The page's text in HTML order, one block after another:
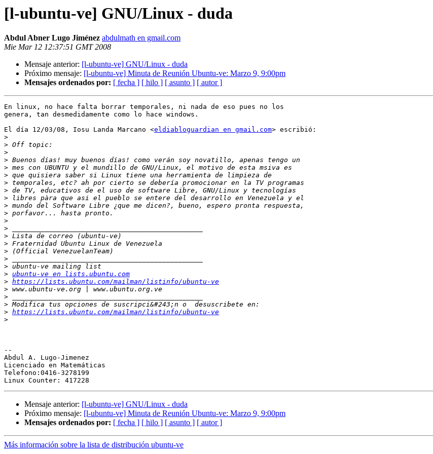
[l-ubuntu-ve] GNU/Linux - duda
Abdul Abner Lugo Jiménez abdulmath en gmail.com
Mie Mar 12 12:37:51 GMT 2008
Mensaje anterior: [l-ubuntu-ve] GNU/Linux - duda
Próximo mensaje: [l-ubuntu-ve] Minuta de Reunión Ubuntu-ve: Marzo 9, 9:00pm
Mensajes ordenados por: [ fecha ] [ hilo ] [ asunto ] [ autor ]
En linux, no hace falta borrar temporales, ni nada de eso pues no los
genera, tan desmedidamente como lo hace windows.
El día 12/03/08, Iosu Landa Marcano <eldiabloguardian en gmail.com> escribió:
>
>
>
>
>
>
>
>
>
>
>
>
>
>
>
>
>
>
> ubuntu-ve en lists.ubuntu.com
> https://lists.ubuntu.com/mailman/listinfo/ubuntu-ve
>
>
>
> https://lists.ubuntu.com/mailman/listinfo/ubuntu-ve
>
--
Abdul A. Lugo-Jimenez
Licenciado en Matemáticas
Telefono:0416-3278199
Mensaje anterior: [l-ubuntu-ve] GNU/Linux - duda
Próximo mensaje: [l-ubuntu-ve] Minuta de Reunión Ubuntu-ve: Marzo 9, 9:00pm
Mensajes ordenados por: [ fecha ] [ hilo ] [ asunto ] [ autor ]
Más información sobre la lista de distribución ubuntu-ve